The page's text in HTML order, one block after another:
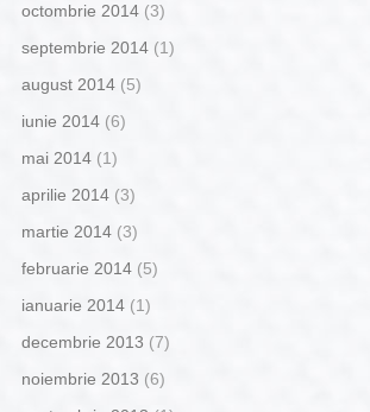
octombrie 2014(3)
septembrie 2014(1)
august 2014(5)
iunie 2014(6)
mai 2014(1)
aprilie 2014(3)
martie 2014(3)
februarie 2014(5)
ianuarie 2014(1)
decembrie 2013 (7)
noiembrie 2013 (6)